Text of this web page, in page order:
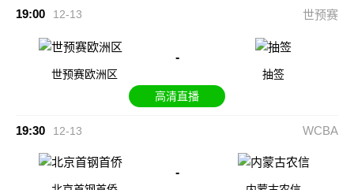
19:00 12-13 世预赛
世预赛欧洲区
-
抽签
高清直播
19:30 12-13 WCBA
-